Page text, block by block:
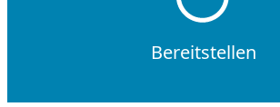
Bereitstellen